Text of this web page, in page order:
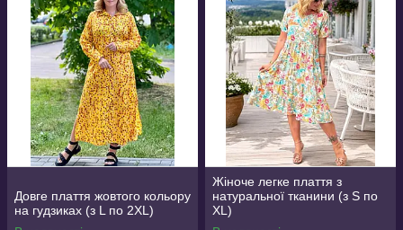
Довге плаття жовтого кольору
на гудзиках (з L по 2XL)
Жіноче легке плаття з
натуральної тканини (з S по
XL)